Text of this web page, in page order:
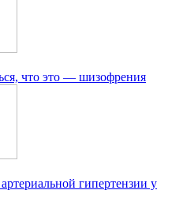
что это — шизофрения
гипертензии у